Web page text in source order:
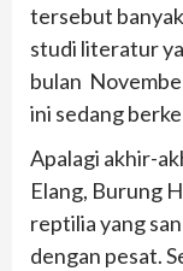
tersebut
studi literatur
bulan
ini sedang
Apalagi akhir-
Elang, Burung
reptilia yang
dengan pesat.